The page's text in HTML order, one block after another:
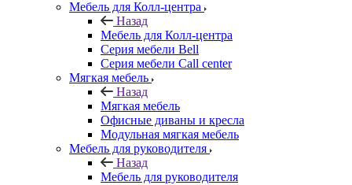
Мебель для Колл-центра
Назад
Мебель для Колл-центра
Серия мебели Bell
Серия мебели Call center
Мягкая мебель
Назад
Мягкая мебель
Офисные диваны и кресла
Модульная мягкая мебель
Мебель для руководителя
Назад
Мебель для руководителя